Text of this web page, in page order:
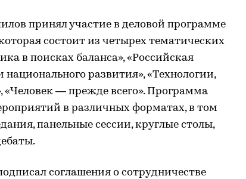
принял участие в деловой программе
состоит из четырех тематических
в поисках баланса», «Российская
развития», «Технологии,
— прежде всего». Программа
в различных форматах, в том
панельные сессии, круглые столы,
соглашения о сотрудничестве